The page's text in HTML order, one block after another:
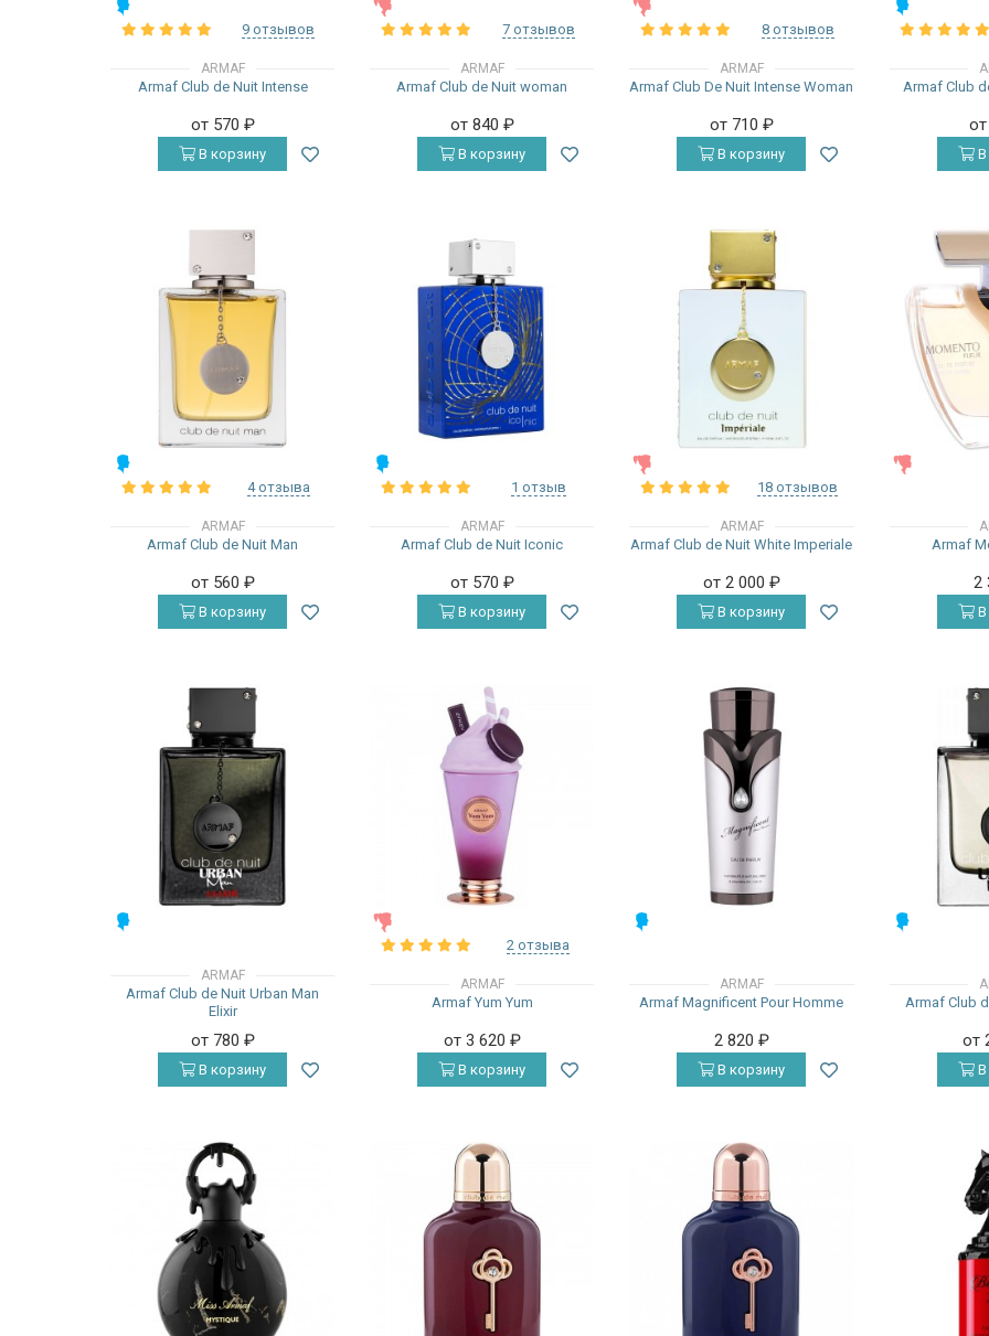
9 отзывов
ARMAF
Armaf Club de Nuit Intense
от 570 ₽
В корзину
7 отзывов
ARMAF
Armaf Club de Nuit woman
от 840 ₽
В корзину
8 отзывов
ARMAF
Armaf Club De Nuit Intense Woman
от 710 ₽
В корзину
Armaf Club
В
4 отзыва
ARMAF
Armaf Club de Nuit Man
от 560 ₽
В корзину
1 отзыв
ARMAF
Armaf Club de Nuit Iconic
от 570 ₽
В корзину
18 отзывов
ARMAF
Armaf Club de Nuit White Imperiale
от 2 000 ₽
В корзину
Armaf
2
В
ARMAF
Armaf Club de Nuit Urban Man
Elixir
от 780 ₽
В корзину
2 отзыва
ARMAF
Armaf Yum Yum
от 3 620 ₽
В корзину
ARMAF
Armaf Magnificent Pour Homme
2 820 ₽
В корзину
Armaf Club
от
В